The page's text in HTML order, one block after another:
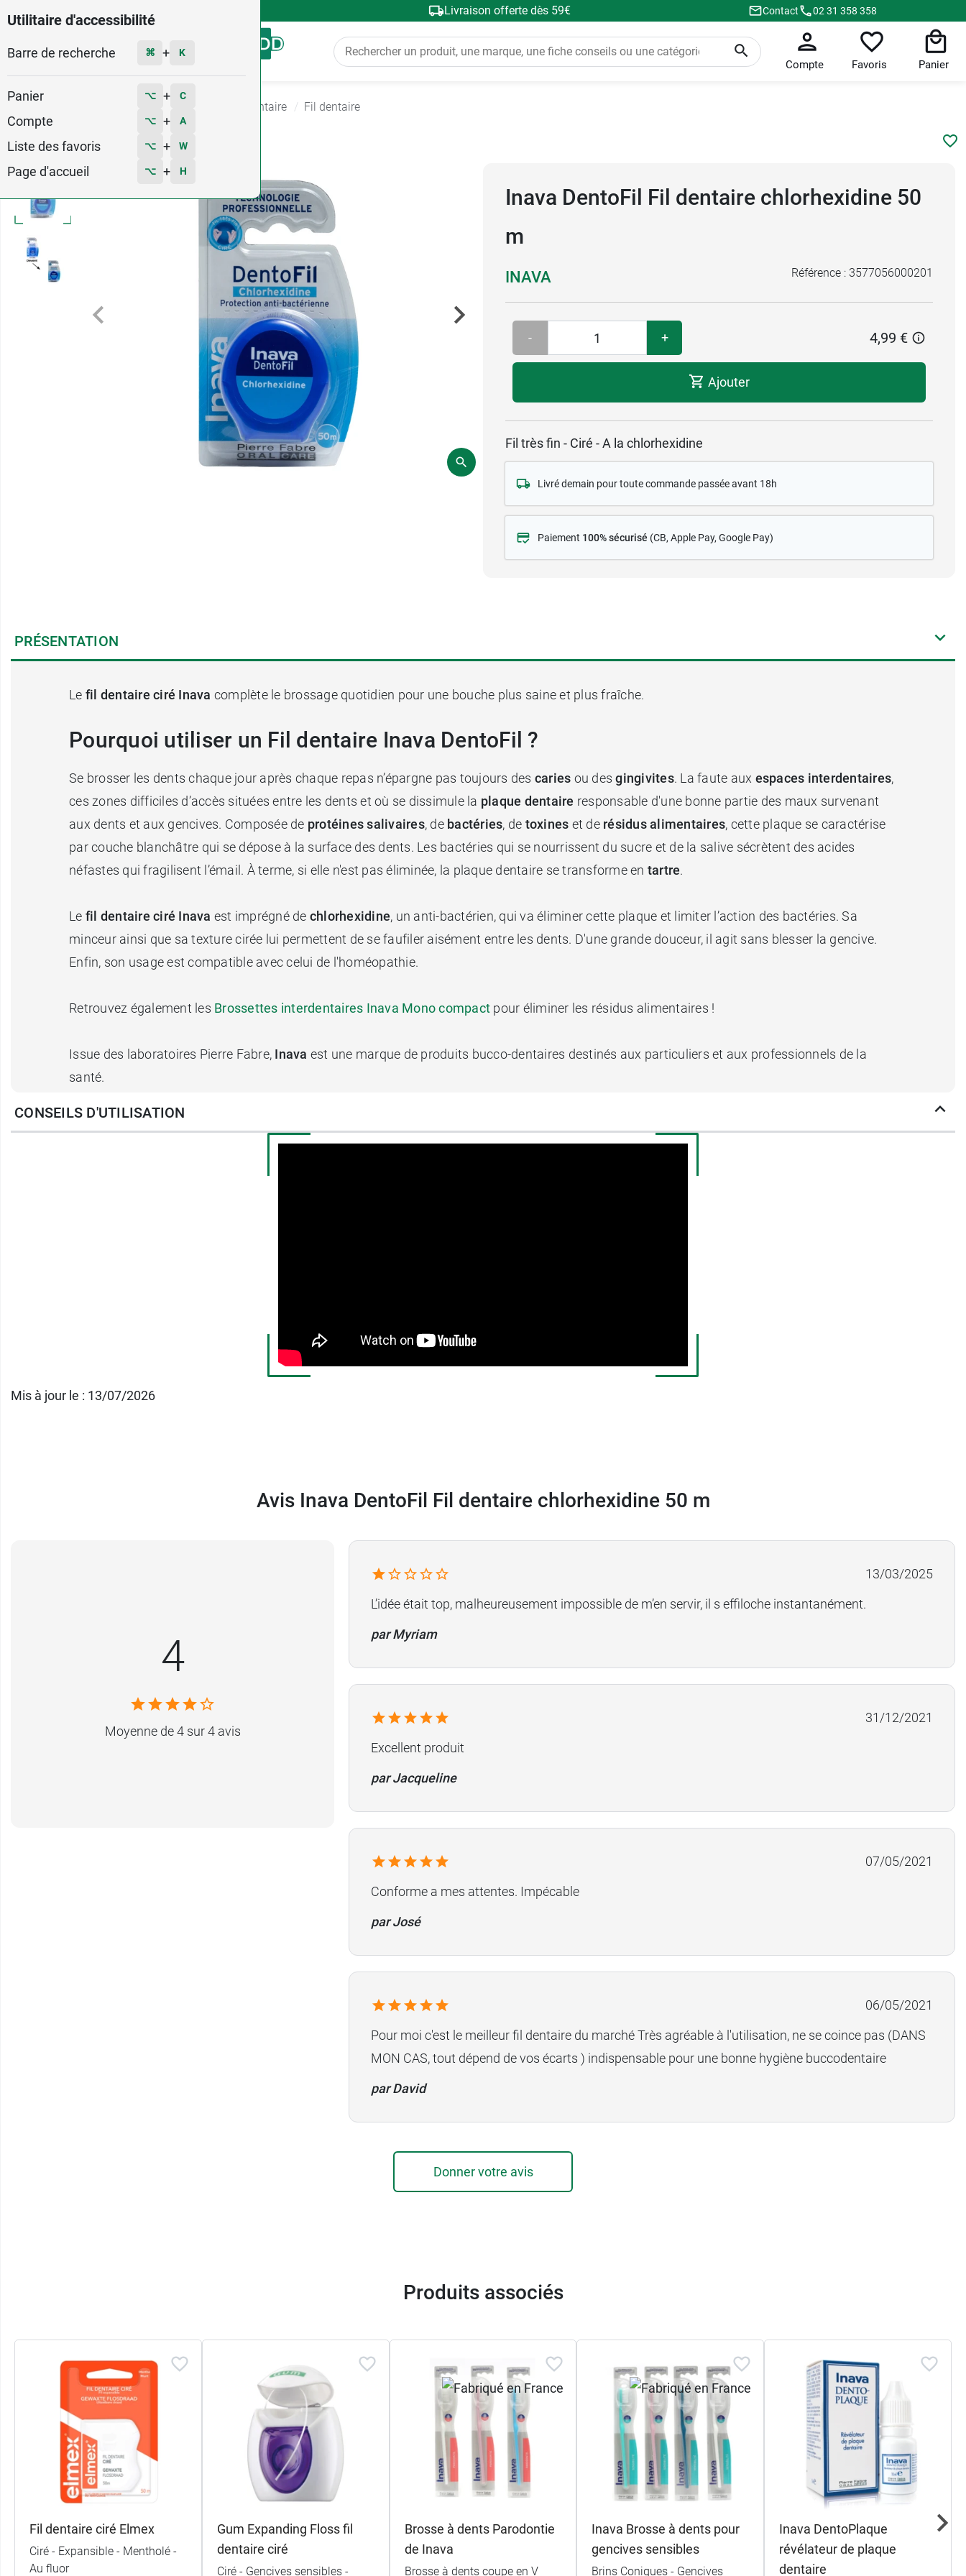
Utilitaire d'accessibilité
Barre de recherche ⌘ + K
Panier ⌥ + C
Compte ⌥ + A
Liste des favoris ⌥ + W
Page d'accueil ⌥ + H
Livraison offerte dès 59€ Contact 02 31 358 358
Menu
Compte Favoris Panier
Hygiene Bucco dentaire Fil dentaire
4
Inava DentoFil Fil dentaire chlorhexidine 50
m
INAVA Référence : 3577056000201
- + 4,99 €
Ajouter
Fil très fin - Ciré - A la chlorhexidine
Livré demain pour toute commande passée avant 18h
Paiement 100% sécurisé (CB, Apple Pay, Google Pay)
PRÉSENTATION
Le fil dentaire ciré Inava complète le brossage quotidien pour une bouche plus saine et plus fraîche.
Pourquoi utiliser un Fil dentaire Inava DentoFil ?
Se brosser les dents chaque jour après chaque repas n’épargne pas toujours des caries ou desgingivites. La faute aux espaces interdentaires,
ces zones difficiles d’accès situées entre les dents et où se dissimule la plaque dentaire responsable d'une bonne partie des maux survenant
aux dents et aux gencives. Composée de protéines salivaires, de bactéries, de toxines et de résidus alimentaires, cette plaque se caractérise
par couche blanchâtre qui se dépose à la surface des dents. Les bactéries qui se nourrissent du sucre et de la salive sécrètent des acides
néfastes qui fragilisent l’émail. À terme, si elle n'est pas éliminée, la plaque dentaire se transforme en tartre.
Le fil dentaire ciré Inava est imprégné de chlorhexidine, un anti-bactérien, qui va éliminer cette plaque et limiter l’action des bactéries. Sa
minceur ainsi que sa texture cirée lui permettent de se faufiler aisément entre les dents. D'une grande douceur, il agit sans blesser la gencive.
Enfin, son usage est compatible avec celui de l'homéopathie.
Retrouvez également les Brossettes interdentaires Inava Mono compact pour éliminer les résidus alimentaires !
Issue des laboratoires Pierre Fabre, Inava est une marque de produits bucco-dentaires destinés aux particuliers et aux professionnels de la
santé.
CONSEILS D'UTILISATION
Mis à jour le : 13/07/2026
Avis Inava DentoFil Fil dentaire chlorhexidine 50 m
4
Moyenne de 4 sur 4 avis
13/03/2025
L’idée était top, malheureusement impossible de m’en servir, il s effiloche instantanément.
par Myriam
31/12/2021
Excellent produit
par Jacqueline
07/05/2021
Conforme a mes attentes. Impécable
par José
06/05/2021
Pour moi c'est le meilleur fil dentaire du marché Très agréable à l'utilisation, ne se coince pas (DANS
MON CAS, tout dépend de vos écarts ) indispensable pour une bonne hygiène buccodentaire
par David
Donner votre avis
Produits associés
Fil dentaire ciré Elmex
Ciré - Expansible - Mentholé -
Au fluor
Gum Expanding Floss fil
dentaire ciré
Ciré - Gencives sensibles -
Brosse à dents Parodontie
de Inava
Brosse à dents coupe en V
Inava Brosse à dents pour
gencives sensibles
Brins Coniques - Gencives
Inava DentoPlaque
révélateur de plaque
dentaire